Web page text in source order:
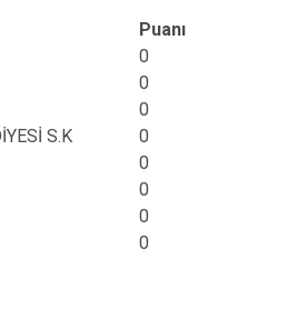
Puanı
0
0
0
S.K
0
0
0
0
0